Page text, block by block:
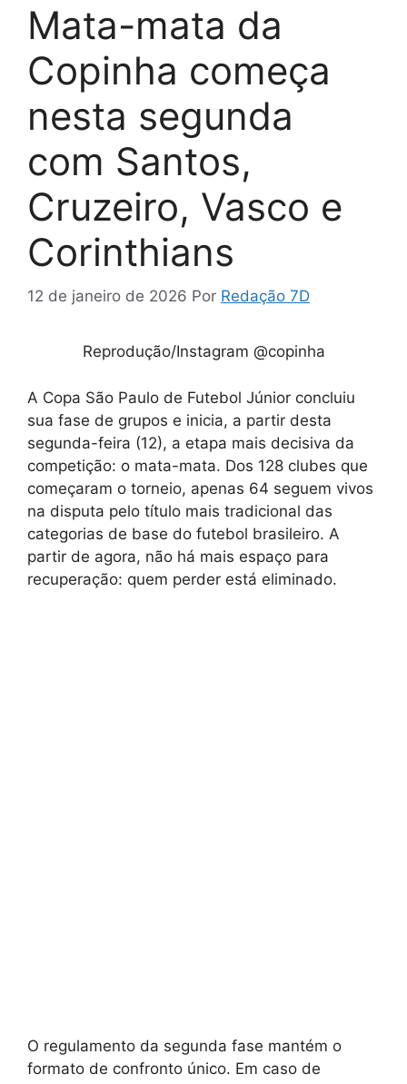
Mata-mata da
Copinha começa
nesta segunda
com Santos,
Cruzeiro, Vasco e
Corinthians
12 de janeiro de 2026 Por Redação 7D
Reprodução/Instagram @copinha
A Copa São Paulo de Futebol Júnior concluiu
sua fase de grupos e inicia, a partir desta
segunda-feira (12), a etapa mais decisiva da
competição: o mata-mata. Dos 128 clubes que
começaram o torneio, apenas 64 seguem vivos
na disputa pelo título mais tradicional das
categorias de base do futebol brasileiro. A
partir de agora, não há mais espaço para
recuperação: quem perder está eliminado.
O regulamento da segunda fase mantém o
formato de confronto único. Em caso de